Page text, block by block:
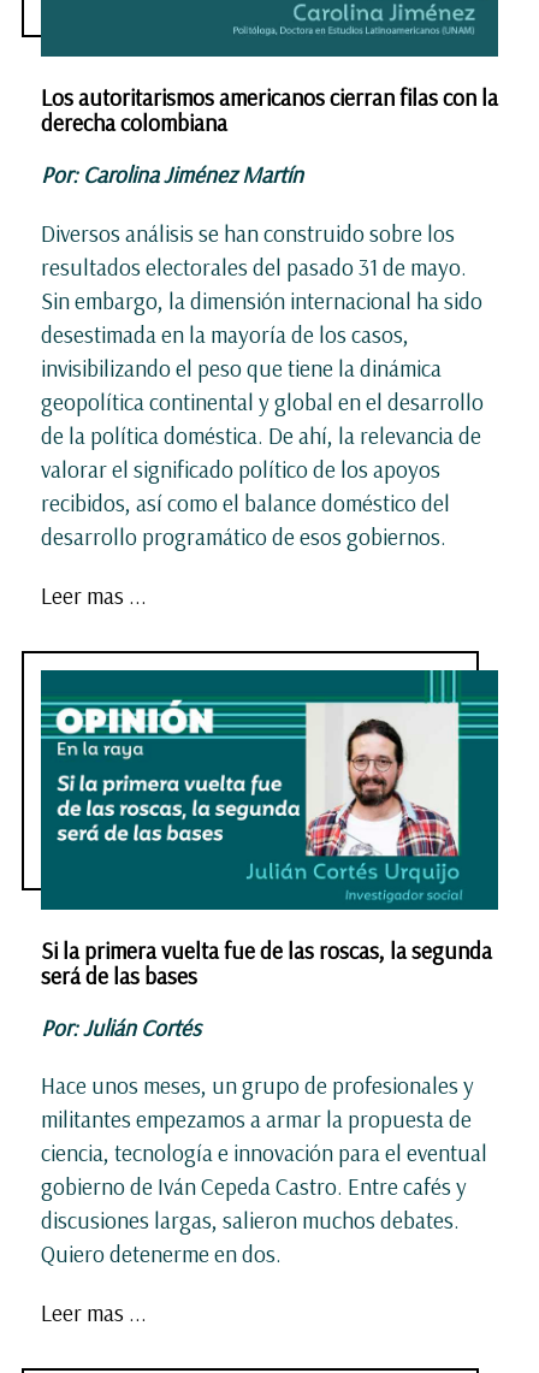
Los autoritarismos americanos cierran filas con la
derecha colombiana
Por: Carolina Jiménez Martín
Diversos análisis se han construido sobre los
resultados electorales del pasado 31 de mayo.
Sin embargo, la dimensión internacional ha sido
desestimada en la mayoría de los casos,
invisibilizando el peso que tiene la dinámica
geopolítica continental y global en el desarrollo
de la política doméstica. De ahí, la relevancia de
valorar el significado político de los apoyos
recibidos, así como el balance doméstico del
desarrollo programático de esos gobiernos.
Leer mas ...
Si la primera vuelta fue de las roscas, la segunda
será de las bases
Por: Julián Cortés
Hace unos meses, un grupo de profesionales y
militantes empezamos a armar la propuesta de
ciencia, tecnología e innovación para el eventual
gobierno de Iván Cepeda Castro. Entre cafés y
discusiones largas, salieron muchos debates.
Quiero detenerme en dos.
Leer mas ...